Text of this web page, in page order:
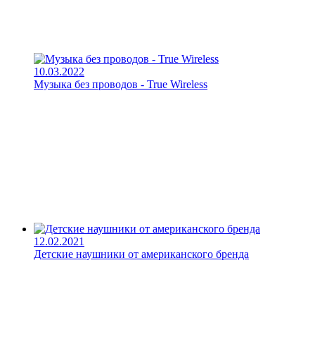
10.03.2022
Музыка без проводов - True Wireless
12.02.2021
Детские наушники от американского бренда